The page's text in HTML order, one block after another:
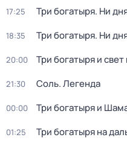
17:25 Три богатыря. Ни
18:35 Три богатыря. Ни
20:00 Три богaтыpя и
21:30 Соль. Легенда
00:00 Три богатыря и
01:25 Три богатыря на